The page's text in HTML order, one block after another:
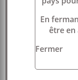
Articles
Hello world!
En
être en
Fermer